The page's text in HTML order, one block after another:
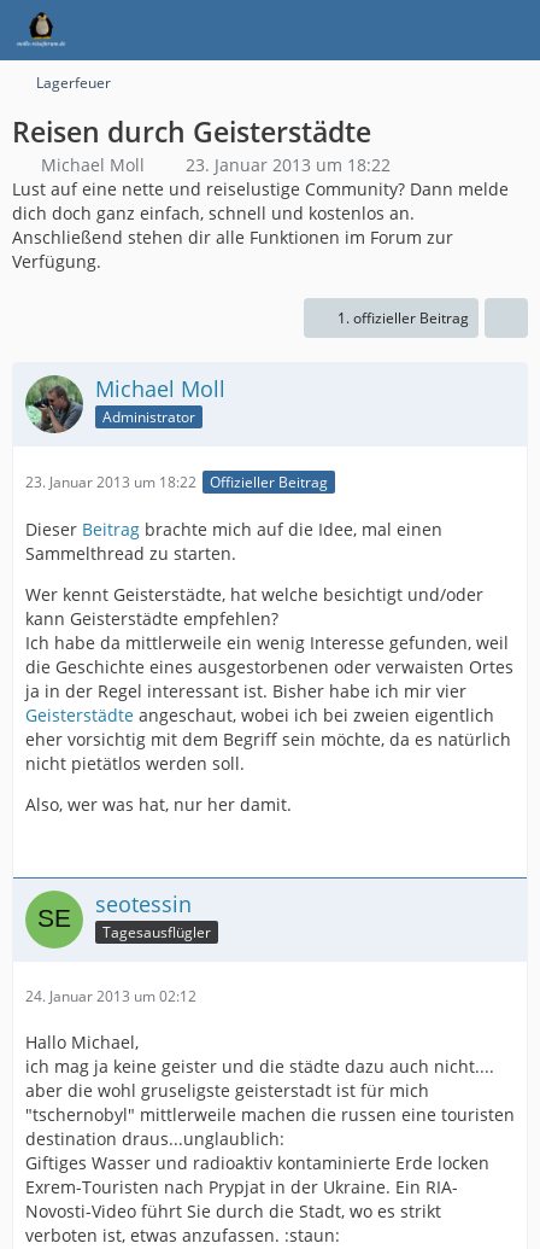
Lagerfeuer
Reisen durch Geisterstädte
Michael Moll
23. Januar 2013 um 18:22
Lust auf eine nette und reiselustige Community? Dann melde
dich doch ganz einfach, schnell und kostenlos an.
Anschließend stehen dir alle Funktionen im Forum zur
Verfügung.
1. offizieller Beitrag
Michael Moll
Administrator
23. Januar 2013 um 18:22 Offizieller Beitrag
Dieser Beitrag brachte mich auf die Idee, mal einen
Sammelthread zu starten.
Wer kennt Geisterstädte, hat welche besichtigt und/oder
kann Geisterstädte empfehlen?
Ich habe da mittlerweile ein wenig Interesse gefunden, weil
die Geschichte eines ausgestorbenen oder verwaisten Ortes
ja in der Regel interessant ist. Bisher habe ich mir vier
Geisterstädte angeschaut, wobei ich bei zweien eigentlich
eher vorsichtig mit dem Begriff sein möchte, da es natürlich
nicht pietätlos werden soll.
Also, wer was hat, nur her damit.
seotessin
Tagesausflügler
24. Januar 2013 um 02:12
Hallo Michael,
ich mag ja keine geister und die städte dazu auch nicht....
aber die wohl gruseligste geisterstadt ist für mich
"tschernobyl" mittlerweile machen die russen eine touristen
destination draus...unglaublich:
Giftiges Wasser und radioaktiv kontaminierte Erde locken
Exrem-Touristen nach Prypjat in der Ukraine. Ein RIA-
Novosti-Video führt Sie durch die Stadt, wo es strikt
verboten ist, etwas anzufassen. :staun: